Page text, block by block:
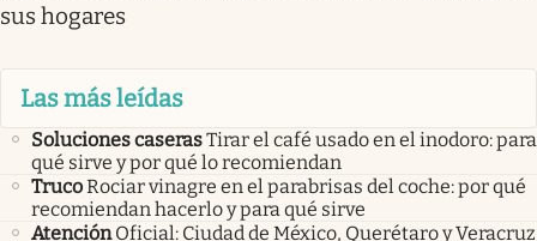
sus hogares
Las más leídas
Soluciones caserasTirar el café usado en el inodoro: para
qué sirve y por qué lo recomiendan
TrucoRociar vinagre en el parabrisas del coche: por qué
recomiendan hacerlo y para qué sirve
Atención Oficial: Ciudad de México, Querétaro y Veracruz